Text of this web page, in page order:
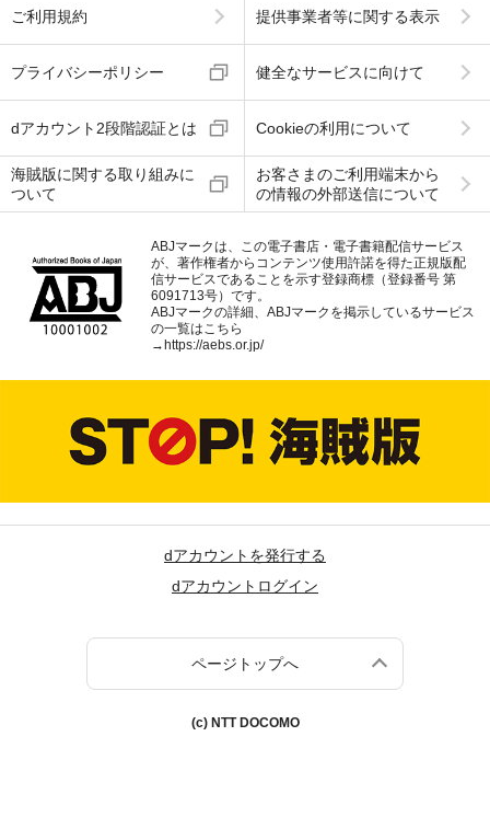
ご利用規約 提供事業者等に関する表示
プライバシーポリシー 健全なサービスに向けて
dアカウント2段階認証とは Cookieの利用について
海賊版に関する取り組みに
ついて
お客さまのご利用端末から
の情報の外部送信について
ABJマークは、この電子書店・電子書籍配信サービス
が、著作権者からコンテンツ使用許諾を得た正規版配
信サービスであることを示す登録商標（登録番号 第
6091713号）です。
ABJマークの詳細、ABJマークを掲示しているサービス
の一覧はこちら
→https://aebs.or.jp/
dアカウントを発行する
dアカウントログイン
ページトップへ
(c) NTT DOCOMO